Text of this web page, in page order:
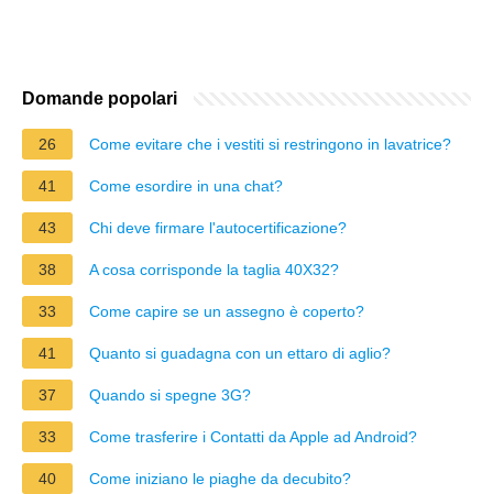
Domande popolari
26 Come evitare che i vestiti si restringono in lavatrice?
41 Come esordire in una chat?
43 Chi deve firmare l'autocertificazione?
38 A cosa corrisponde la taglia 40X32?
33 Come capire se un assegno è coperto?
41 Quanto si guadagna con un ettaro di aglio?
37 Quando si spegne 3G?
33 Come trasferire i Contatti da Apple ad Android?
40 Come iniziano le piaghe da decubito?